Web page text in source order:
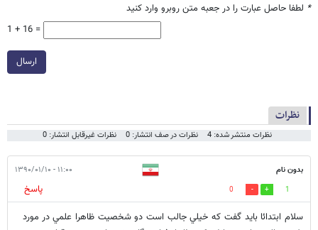
* لطفا حاصل عبارت را در جعبه متن روبرو وارد کنید
1 + 16 =
ارسال
نظرات
نظرات منتشر شده: 4 نظرات در صف انتشار: 0 نظرات غیرقابل انتشار: 0
بدون نام ۱۱:۰۰ - ۱۳۹۰/۰۱/۱۰
1
0
پاسخ
سلام ابتدائا بايد گفت كه خيلي جالب است دو شخصيت ظاهرا علمي در مورد